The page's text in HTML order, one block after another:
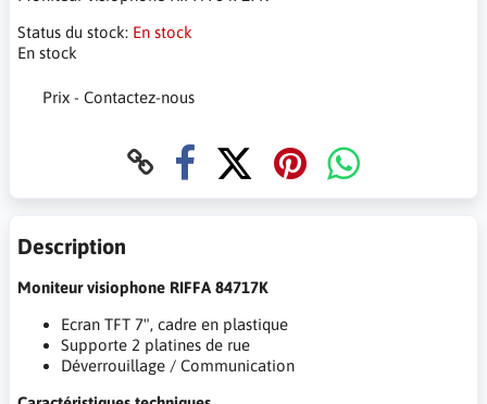
Status du stock: En stock
En stock
Prix - Contactez-nous
Description
Moniteur visiophone RIFFA 84717K
Ecran TFT 7", cadre en plastique
Supporte 2 platines de rue
Déverrouillage / Communication